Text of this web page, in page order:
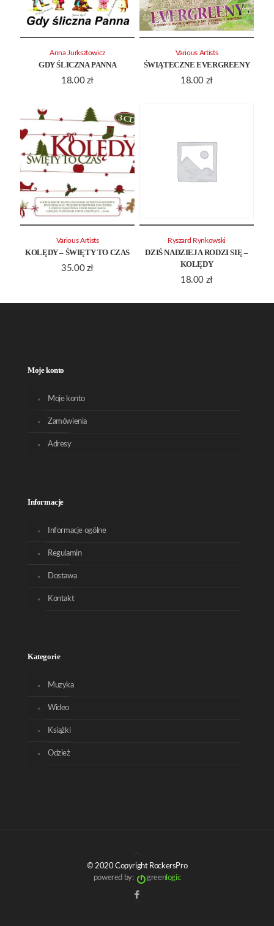
GDY ŚLICZNA PANNA
18.00 zł
Anna Jurksztowicz
ŚWIĄTECZNE EVERGREENY
18.00 zł
Various Artists
KOLĘDY – ŚWIĘTY TO CZAS
35.00 zł
Various Artists
DZIŚ NADZIEJA RODZI SIĘ –
KOLĘDY
18.00 zł
Ryszard Rynkowski
Moje konto
Moje konto
Zamówienia
Adresy
Informacje
Informacje ogólne
Regulamin
Dostawa
Kontakt
Kategorie
Muzyka
Wideo
Książki
Odzież
© 2020 Copyright RockersPro
powered by:
greenlogic